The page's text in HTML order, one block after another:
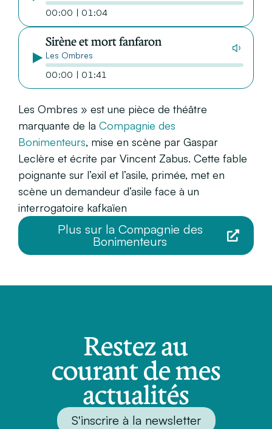
00:00 | 01:04
Sirène et mort fanfaron
Les Ombres
00:00 | 01:41
Les Ombres » est une pièce de théâtre
marquante de la Compagnie des
Bonimenteurs, mise en scène par Gaspar
Leclère et écrite par Vincent Zabus. Cette fable
poignante sur l’exil et l’asile, primée, met en
scène un demandeur d’asile face à un
interrogatoire kafkaïen
Plus sur la Compagnie des
Bonimenteurs
Restez au
courant de mes
actualités
S'inscrire à la newsletter